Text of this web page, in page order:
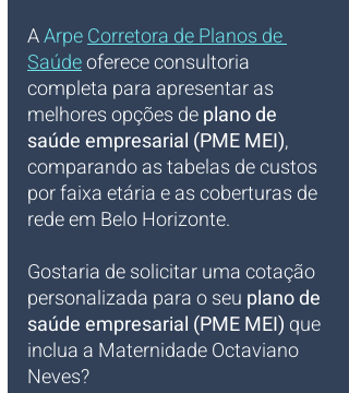
A Arpe Corretora de Planos de
Saúdeoferece consultoria
completa para apresentar as
melhores opções de plano de
saúde empresarial (PME MEI),
comparando as tabelas de custos
por faixa etária e as coberturas de
rede em Belo Horizonte.
Gostaria de solicitar uma cotação
personalizada para o seu plano de
saúde empresarial (PME MEI) que
inclua a Maternidade Octaviano
Neves?